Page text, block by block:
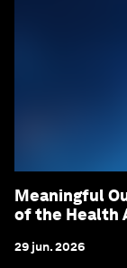
Meaningful
of the Health
29 jun. 2026